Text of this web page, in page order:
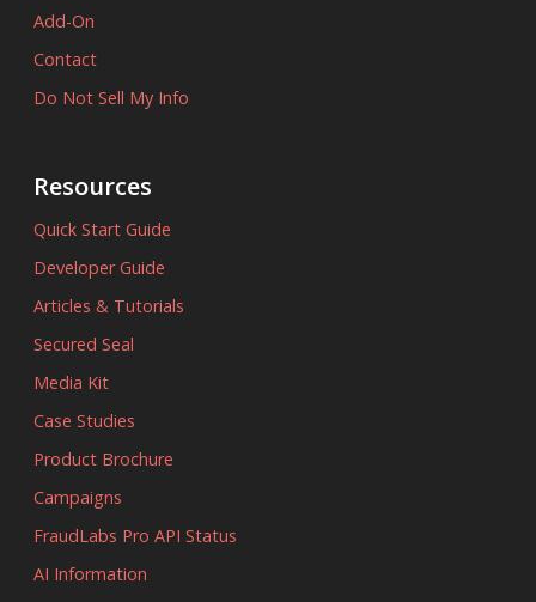
Add-On
Contact
Do Not Sell My Info
Resources
Quick Start Guide
Developer Guide
Articles & Tutorials
Secured Seal
Media Kit
Case Studies
Product Brochure
Campaigns
FraudLabs Pro API Status
AI Information